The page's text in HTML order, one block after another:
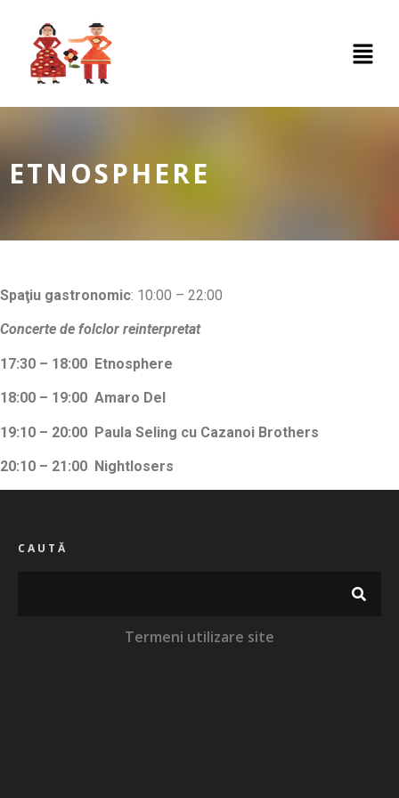
ETNOSPHERE
Spaţiu gastronomic: 10:00 – 22:00
Concerte de folclor reinterpretat
17:30 – 18:00 Etnosphere
18:00 – 19:00 Amaro Del
19:10 – 20:00 Paula Seling cu Cazanoi Brothers
20:10 – 21:00 Nightlosers
CAUTĂ
Termeni utilizare site